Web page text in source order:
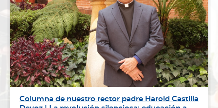
Columna de nuestro rector padre Harold Castilla